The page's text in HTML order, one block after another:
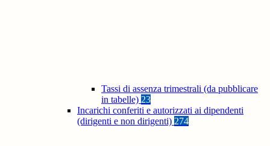
Tassi di assenza trimestrali (da pubblicare
in tabelle) 23
Incarichi conferiti e autorizzati ai dipendenti
(dirigenti e non dirigenti) 274